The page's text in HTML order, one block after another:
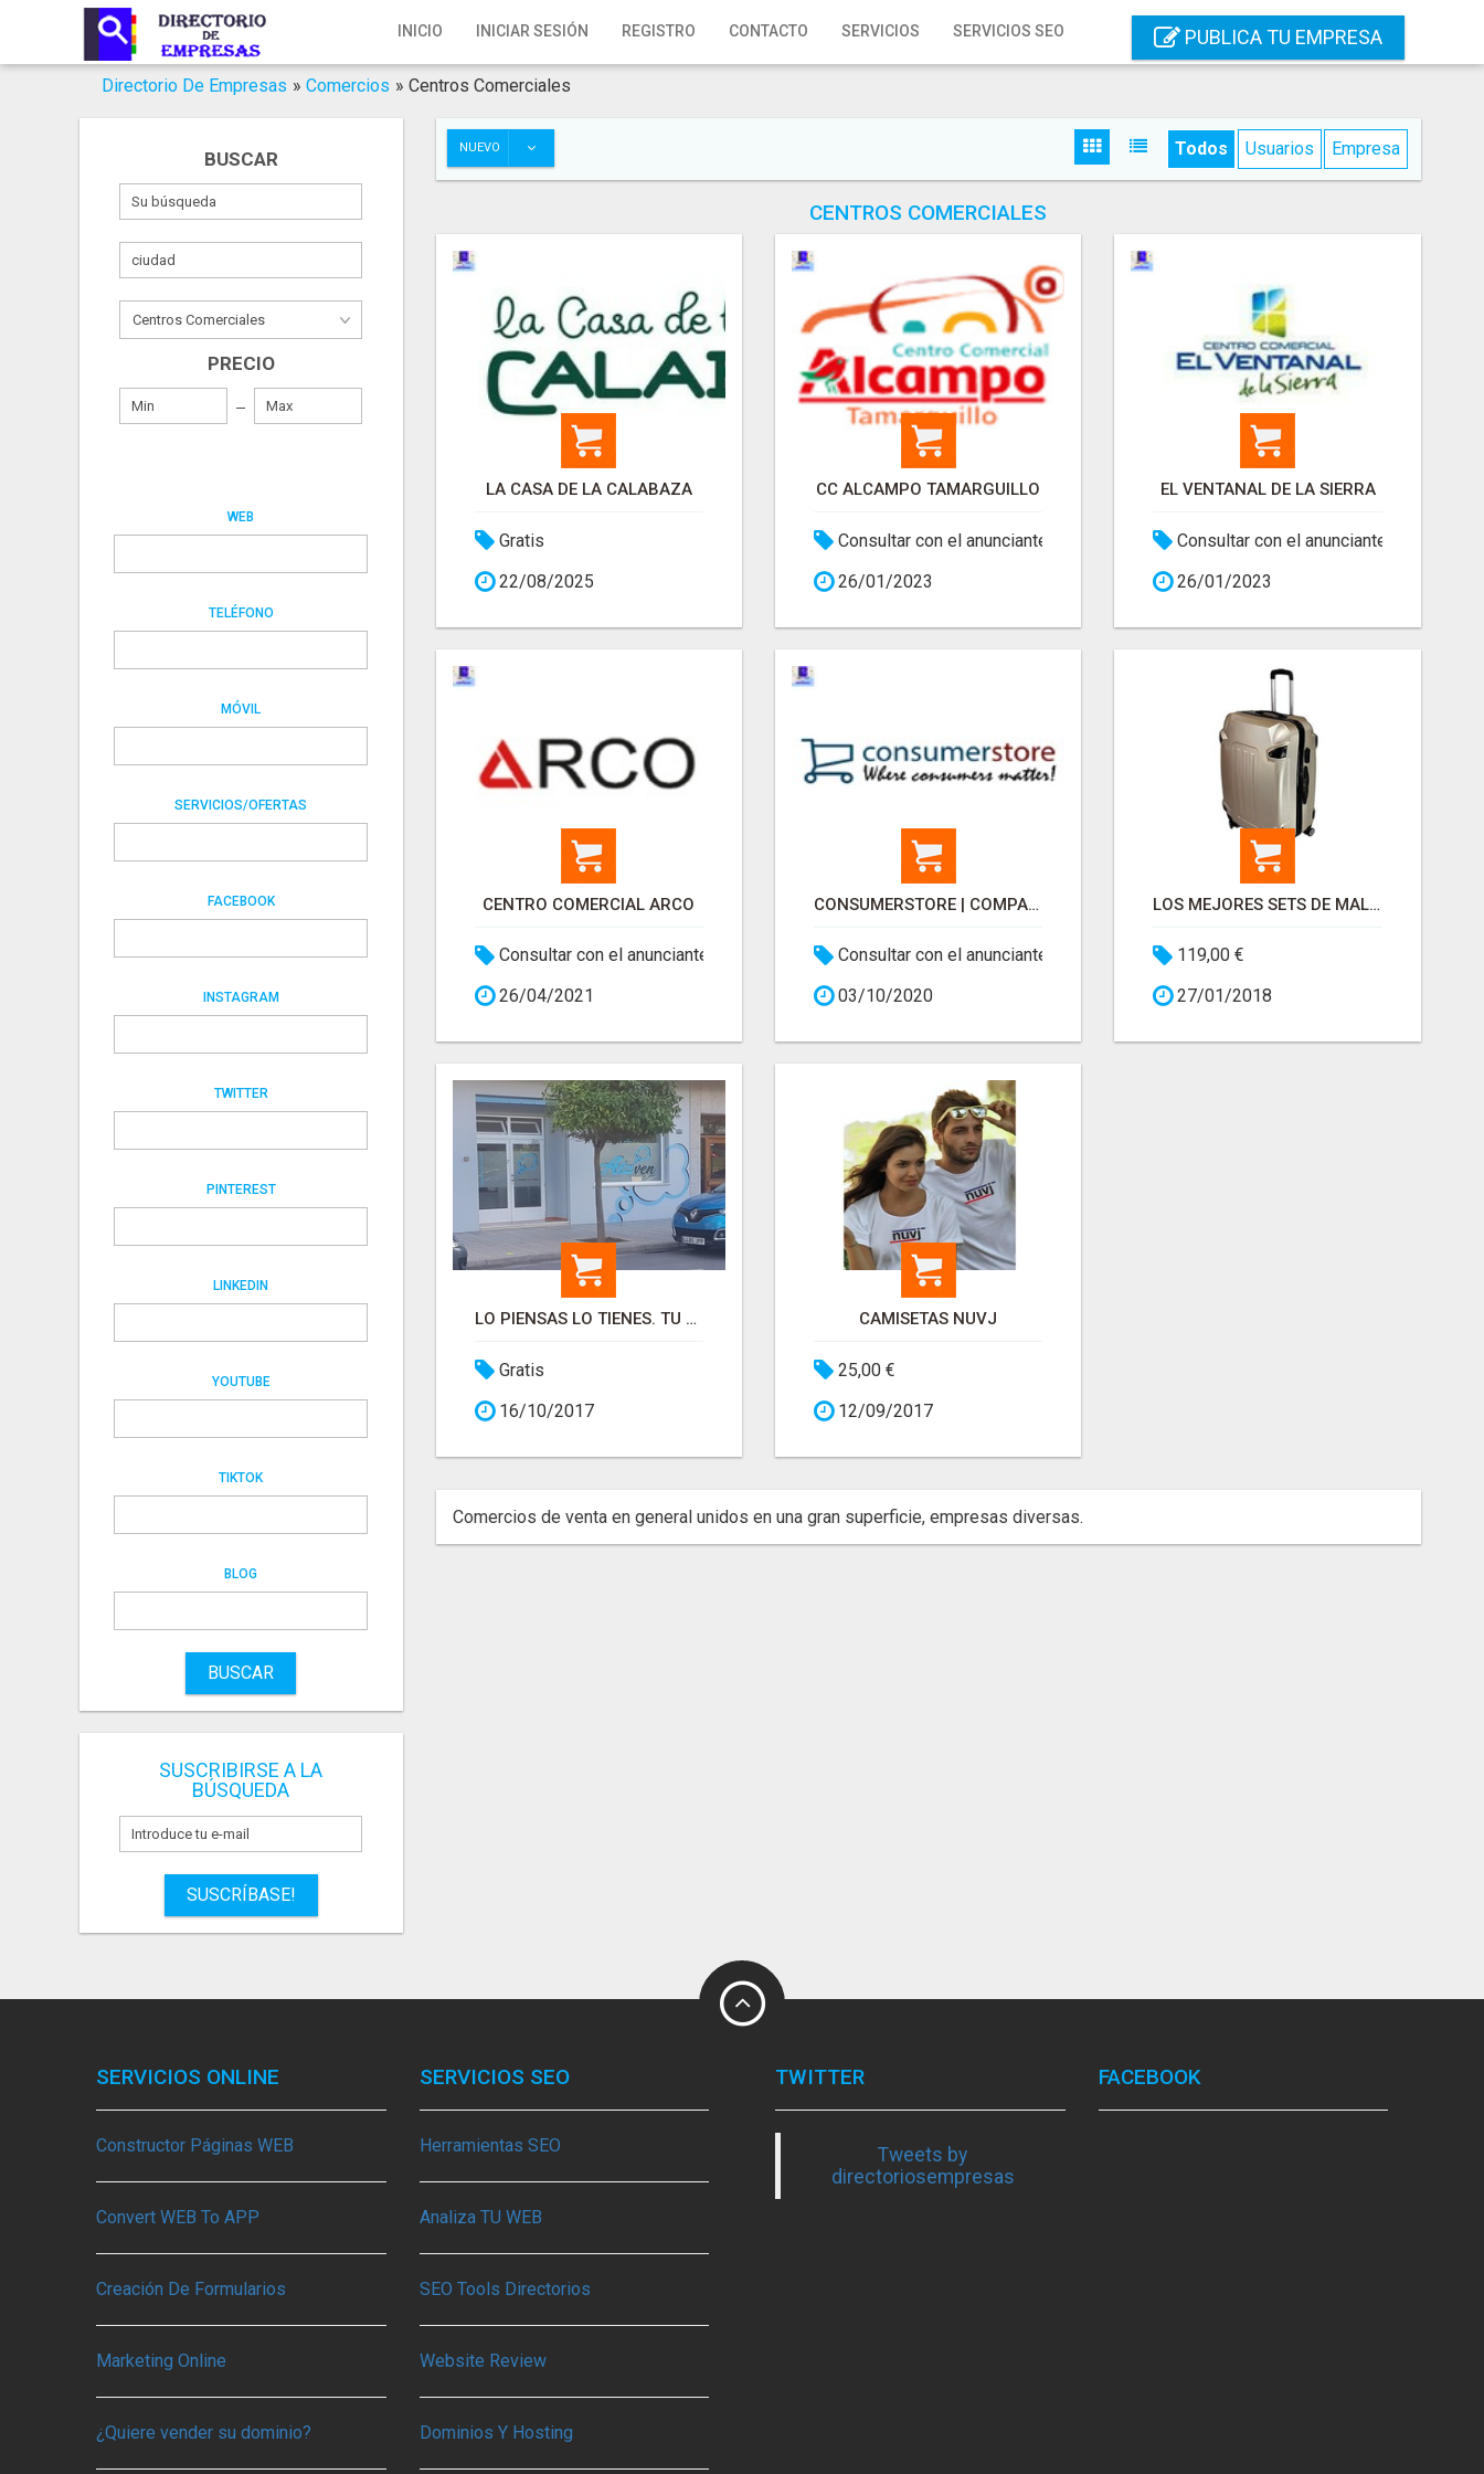
INICIO INICIAR SESIÓN REGISTRO CONTACTO SERVICIOS SERVICIOS SEO PUBLICA TU EMPRESA
Inicio
Iniciar Sesión
Servicios SEO
Publica Tu Empresa
Directorio De Empresas » Comercios » Centros Comerciales
BUSCAR
PRECIO
WEB
TELÉFONO
MÓVIL
SERVICIOS/OFERTAS
FACEBOOK
INSTAGRAM
TWITTER
PINTEREST
LINKEDIN
YOUTUBE
TIKTOK
BLOG
BUSCAR
SUSCRIBIRSE A LA
BÚSQUEDA
SUSCRÍBASE!
NUEVO Todos Usuarios Empresa
CENTROS COMERCIALES
LA CASA DE LA CALABAZA
Gratis
22/08/2025
CC ALCAMPO TAMARGUILLO
Consultar con el anunciante
26/01/2023
EL VENTANAL DE LA SIERRA
Consultar con el anunciante
26/01/2023
CENTRO COMERCIAL ARCO
Consultar con el anunciante
26/04/2021
CONSUMERSTORE | COMPARADOR DE PRECIOS
Consultar con el anunciante
03/10/2020
LOS MEJORES SETS DE MALETAS
119,00 €
27/01/2018
LO PIENSAS LO TIENES. TU COMERCIAL ONLINE.
Gratis
16/10/2017
CAMISETAS NUVJ
25,00 €
12/09/2017
Comercios de venta en general unidos en una gran superficie, empresas diversas.
SERVICIOS ONLINE
Constructor Páginas WEB
Convert WEB To APP
Creación De Formularios
Marketing Online
¿Quiere vender su dominio?
SERVICIOS SEO
Herramientas SEO
Analiza TU WEB
SEO Tools Directorios
Website Review
Dominios Y Hosting
TWITTER
Tweets by
directoriosempresas
FACEBOOK